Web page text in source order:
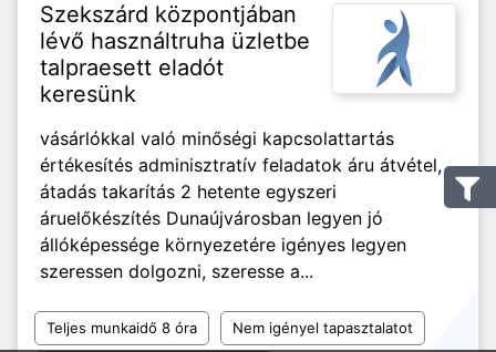
Szekszárd központjában
lévő használtruha üzletbe
talpraesett eladót
keresünk
vásárlókkal való minőségi kapcsolattartás
értékesítés adminisztratív feladatok áru átvétel,
átadás takarítás 2 hetente egyszeri
áruelőkészítés Dunaújvárosban legyen jó
állóképessége környezetére igényes legyen
szeressen dolgozni, szeresse a...
Teljes munkaidő 8 óra Nem igényel tapasztalatot